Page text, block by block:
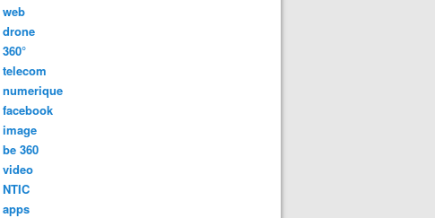
web
drone
360°
telecom
numerique
facebook
image
be 360
video
NTIC
apps